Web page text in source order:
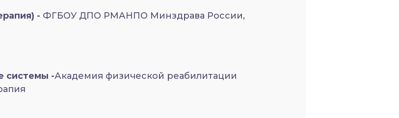
- ФГБОУ ДПО РМАНПО Минздрава России,
системы -Академия физической реабилитации